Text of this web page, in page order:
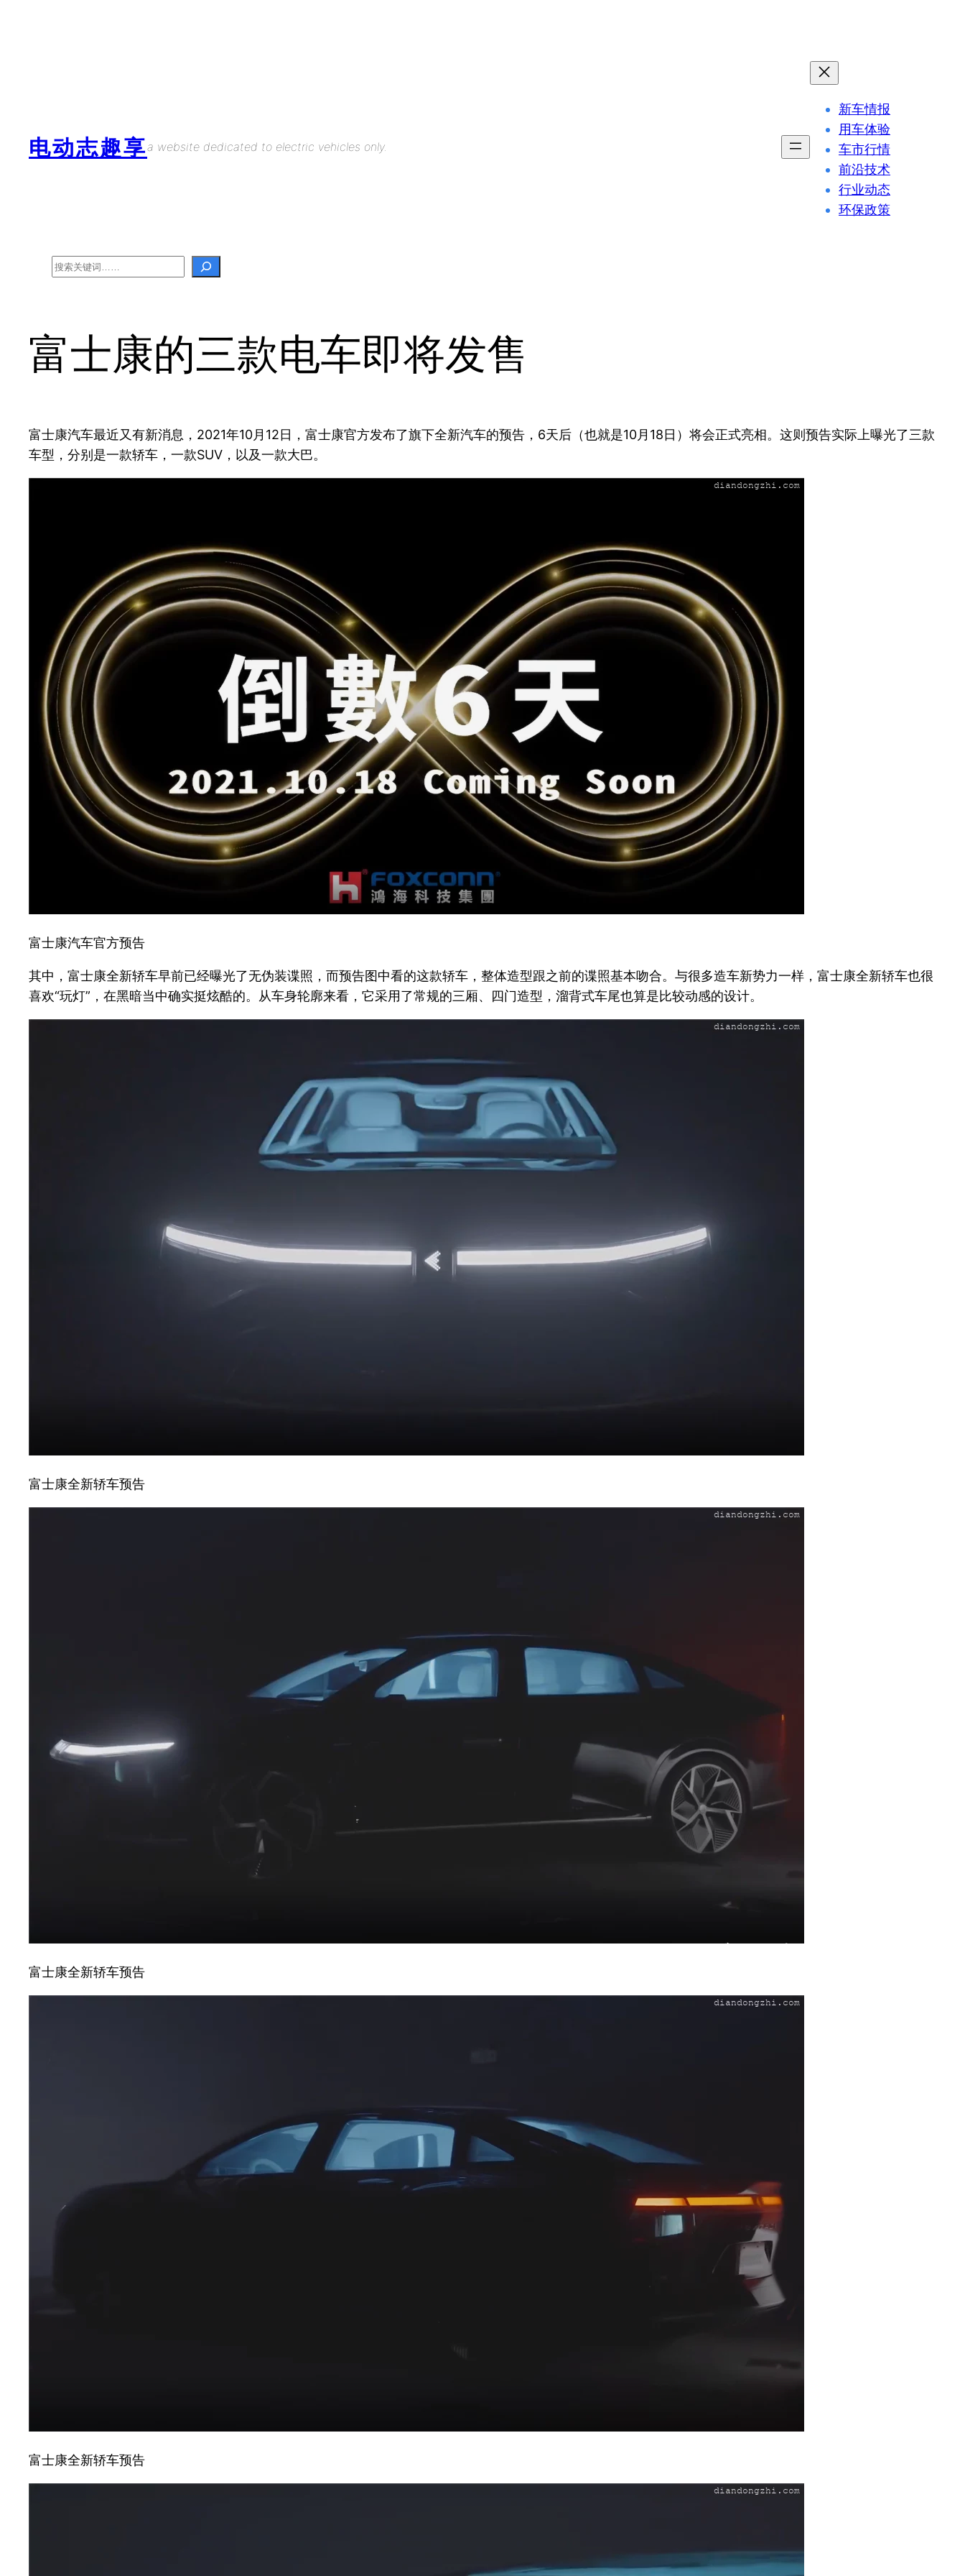
电动志趣享a website dedicated to electric vehicles only.
新车情报
用车体验
车市行情
前沿技术
行业动态
环保政策
Search
富士康的三款电车即将发售
富士康汽车最近又有新消息，2021年10月12日，富士康官方发布了旗下全新汽车的预告，6天后（也就是10月18日）将会正式亮相。这则预告实际上曝光了三款
车型，分别是一款轿车，一款SUV，以及一款大巴。
富士康汽车官方预告
其中，富士康全新轿车早前已经曝光了无伪装谍照，而预告图中看的这款轿车，整体造型跟之前的谍照基本吻合。与很多造车新势力一样，富士康全新轿车也很
喜欢“玩灯”，在黑暗当中确实挺炫酷的。从车身轮廓来看，它采用了常规的三厢、四门造型，溜背式车尾也算是比较动感的设计。
富士康全新轿车预告
富士康全新轿车预告
富士康全新轿车预告